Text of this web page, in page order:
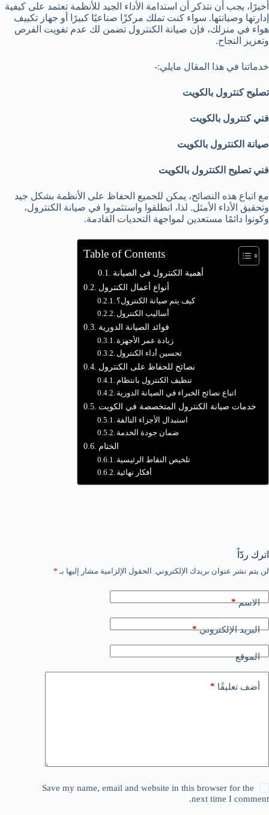
أخيرًا، يجب أن نتذكر أن استدامة الأداء الجيد للأنظمة تعتمد على كيفية
إدارتها وصيانتها. سواء كنت تملك مركزًا صناعيًا كبيرًا أو جهاز تكييف
هواء في منزلك، فإن صيانة الكنترول تضمن لك عدم تفويت الفرص
وتعزيز النجاح.
خدماتنا في هذا المقال مايلي:-
تصليح كنترول بالكويت
فني كنترول بالكويت
صيانة الكنترول بالكويت
فني تصليح الكنترول بالكويت
مع اتباع هذه النصائح، يمكن للجميع الحفاظ على الأنظمة بشكل جيد
وتحقيق الأداء الأمثل. لذا، انطلقوا واستثمروا في صيانة الكنترول،
وكونوا دائمًا مستعدين لمواجهة التحديات القادمة.
Table of Contents
أهمية الكنترول في الصيانة
أنواع أعمال الكنترول
كيف يتم صيانة الكنترول؟
أساليب الكنترول
فوائد الصيانة الدورية
زيادة عمر الأجهزة
تحسين أداء الكنترول
نصائح للحفاظ على الكنترول
تنظيف الكنترول بانتظام
اتباع نصائح الخبراء في الصيانة الدورية
خدمات صيانة الكنترول المتخصصة في الكويت
استبدال الأجزاء التالفة
ضمان جودة الخدمة
الختام
تلخيص النقاط الرئيسية
أفكار نهائية
اترك ردّاً
لن يتم نشر عنوان بريدك الإلكتروني. الحقول الإلزامية مشار إليها بـ *
الاسم*
البريد الإلكتروني*
الموقع
أضف تعليقًا *
Save my name, email and website in this browser for the
next time I comment.